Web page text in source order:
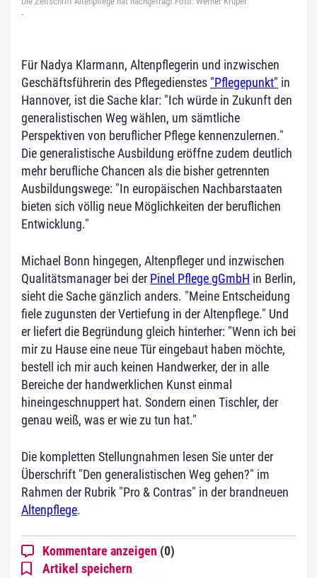
-
Für Nadya Klarmann, Altenpflegerin und inzwischen
Geschäftsführerin des Pflegedienstes "Pflegepunkt" in
Hannover, ist die Sache klar: "Ich würde in Zukunft den
generalistischen Weg wählen, um sämtliche
Perspektiven von beruflicher Pflege kennenzulernen."
Die generalistische Ausbildung eröffne zudem deutlich
mehr berufliche Chancen als die bisher getrennten
Ausbildungswege: "In europäischen Nachbarstaaten
bieten sich völlig neue Möglichkeiten der beruflichen
Entwicklung."
Michael Bonn hingegen, Altenpfleger und inzwischen
Qualitätsmanager bei der Pinel Pflege gGmbH in Berlin,
sieht die Sache gänzlich anders. "Meine Entscheidung
fiele zugunsten der Vertiefung in der Altenpflege." Und
er liefert die Begründung gleich hinterher: "Wenn ich bei
mir zu Hause eine neue Tür eingebaut haben möchte,
bestell ich mir auch keinen Handwerker, der in alle
Bereiche der handwerklichen Kunst einmal
hineingeschnuppert hat. Sondern einen Tischler, der
genau weiß, was er wie zu tun hat."
Die kompletten Stellungnahmen lesen Sie unter der
Überschrift "Den generalistischen Weg gehen?" im
Rahmen der Rubrik "Pro & Contras" in der brandneuen
Altenpflege.
Kommentare anzeigen (0)
Artikel speichern